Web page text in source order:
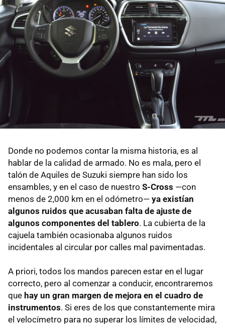
Donde no podemos contar la misma historia, es al
hablar de la calidad de armado. No es mala, pero el
talón de Aquiles de Suzuki siempre han sido los
ensambles, y en el caso de nuestro S-Cross —con
menos de 2,000 km en el odómetro— ya existían
algunos ruidos que acusaban falta de ajuste de
algunos componentes del tablero. La cubierta de la
cajuela también ocasionaba algunos ruidos
incidentales al circular por calles mal pavimentadas.
A priori, todos los mandos parecen estar en el lugar
correcto, pero al comenzar a conducir, encontraremos
que hay un gran margen de mejora en el cuadro de
instrumentos. Si eres de los que constantemente mira
el velocímetro para no superar los límites de velocidad,